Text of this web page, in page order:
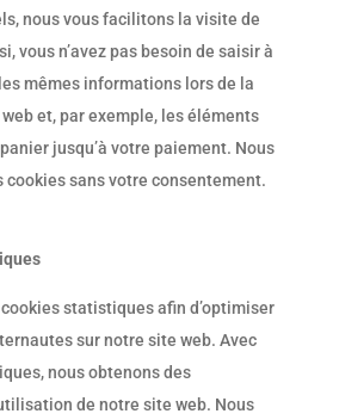
nous vous facilitons la visite de
vous n’avez pas besoin de saisir à
mêmes informations lors de la
et, par exemple, les éléments
jusqu’à votre paiement. Nous
cookies sans votre consentement.
statistiques afin d’optimiser
sur notre site web. Avec
nous obtenons des
de notre site web. Nous